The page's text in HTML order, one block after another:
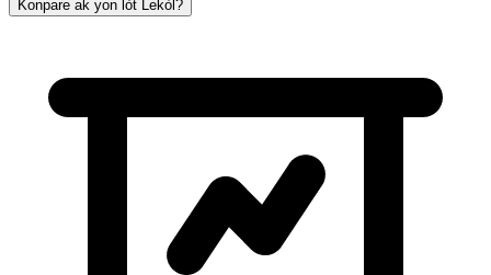
Konpare ak yon lòt Lekòl?